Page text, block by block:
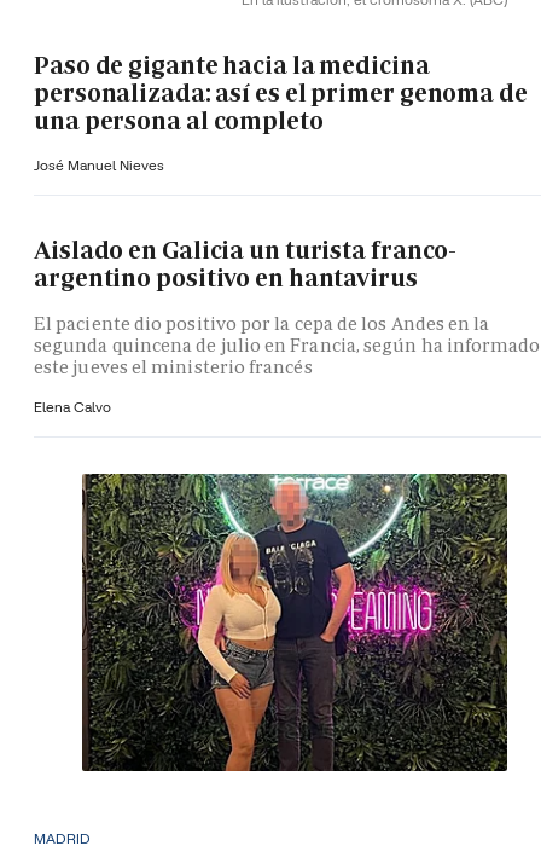
Paso de gigante hacia la medicina
personalizada: así es el primer genoma de
una persona al completo
José Manuel Nieves
Aislado en Galicia un turista franco-
argentino positivo en hantavirus
El paciente dio positivo por la cepa de los Andes en la
segunda quincena de julio en Francia, según ha informado
este jueves el ministerio francés
Elena Calvo
MADRID